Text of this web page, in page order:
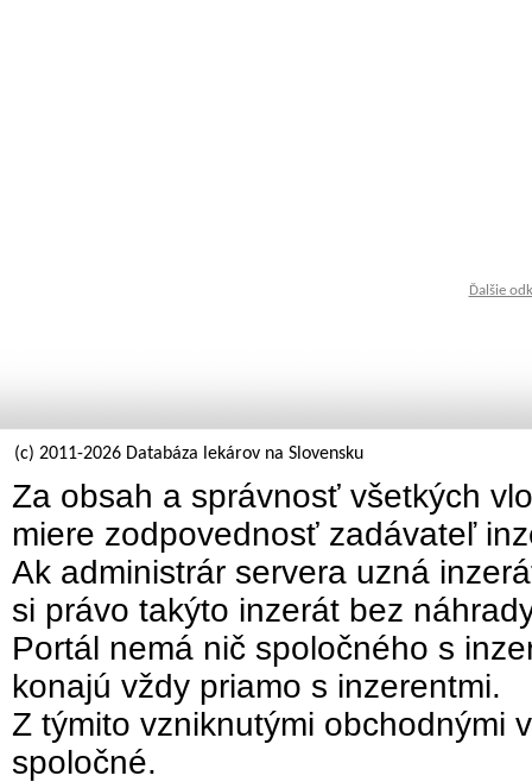
Ďalšie
(c) 2011-2026 Databáza lekárov na Slovensku
Za obsah a správnosť všetkých
miere zodpovednosť zadávateľ
Ak administrár servera uzná
si právo takýto inzerát bez
Portál nemá nič spoločného s
konajú vždy priamo s inzerentmi.
Z týmito vzniknutými obchodnými
spoločné.